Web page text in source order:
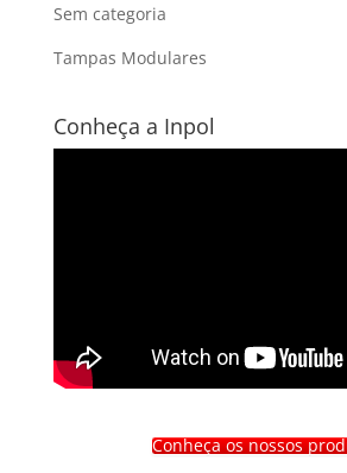
Sem categoria
Tampas Modulares
Conheça a Inpol
Conheça os nossos